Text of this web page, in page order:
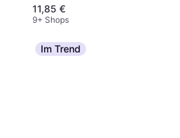
11,85 €
9+ Shops
Im Trend